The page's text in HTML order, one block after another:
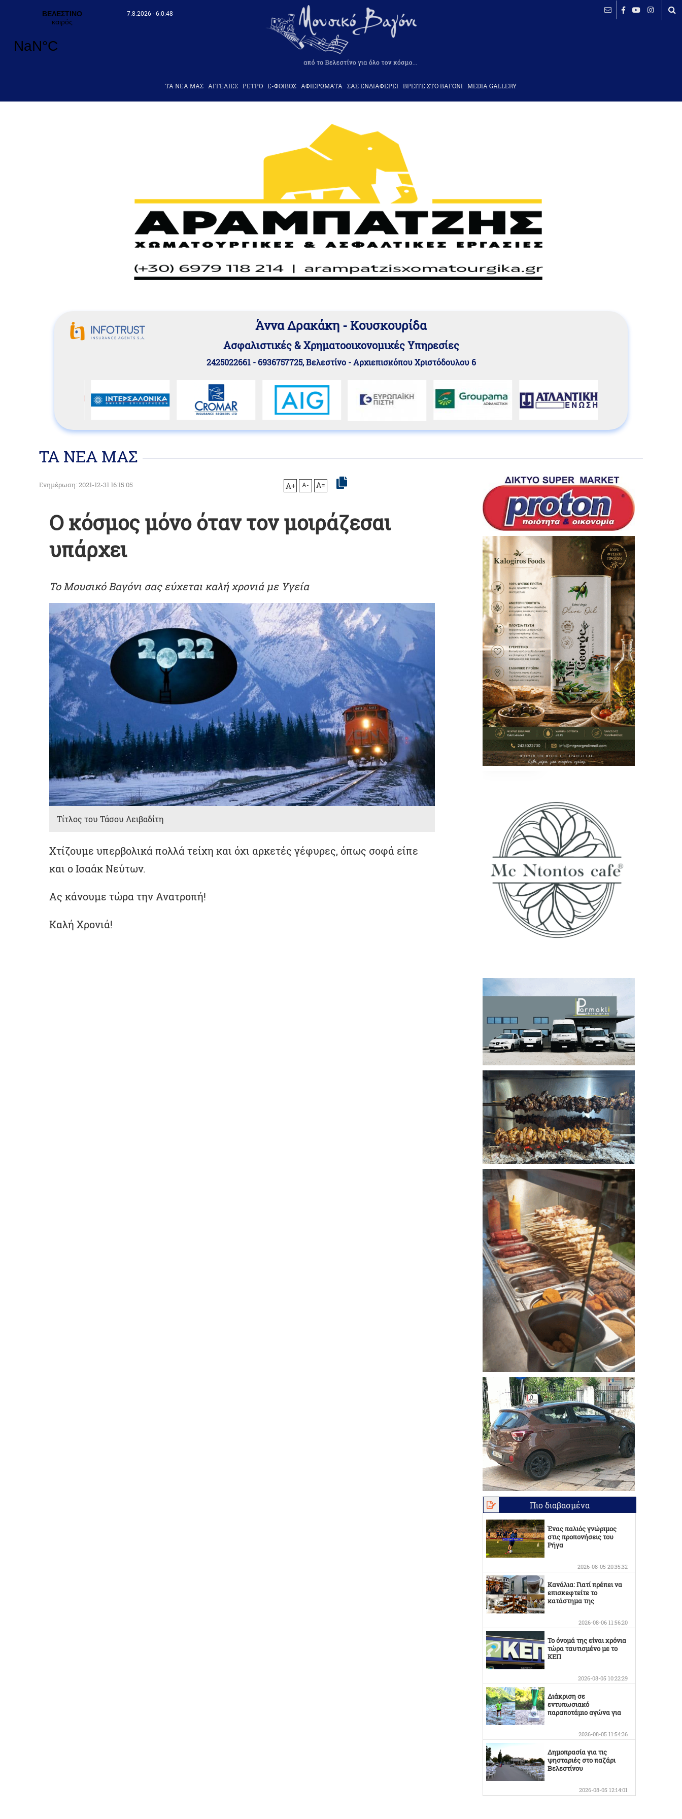
7.8.2026 - 6:0:49
ΤΑ ΝΕΑ ΜΑΣ AΓΓΕΛΙΕΣ ΡΕΤΡΟ Ε-ΦΟΙΒΟΣ ΑΦΙΕΡΩΜΑΤΑ ΣΑΣ ΕΝΔΙΑΦΕΡΕΙ ΒΡΕΙΤΕ ΣΤΟ ΒΑΓΟΝΙ MEDIA GALLERY
Άννα Δρακάκη - Κουσκουρίδα
Aσφαλιστικές & Χρηματοοικονομικές Υπηρεσίες
2425022661 - 6936757725, Βελεστίνο - Αρχιεπισκόπου Χριστόδουλου 6
ΤΑ ΝΕΑ ΜΑΣ
Ενημέρωση: 2021-12-31 16:15:05 A+ A- A=
Ο κόσμος μόνο όταν τον μοιράζεσαι
υπάρχει
Το Μουσικό Βαγόνι σας εύχεται καλή χρονιά με Υγεία
Τίτλος του Τάσου Λειβαδίτη
Χτίζουμε υπερβολικά πολλά τείχη και όχι αρκετές γέφυρες, όπως σοφά είπε
και ο Ισαάκ Νεύτων.
Ας κάνουμε τώρα την Ανατροπή!
Καλή Χρονιά!
Πιο διαβασμένα
Ένας παλιός γνώριμος
στις προπονήσεις του
Ρήγα
2026-08-05 20:35:32
Κανάλια: Γιατί πρέπει να
επισκεφτείτε το
κατάστημα της
2026-08-06 11:56:20
Το όνομά της είναι χρόνια
τώρα ταυτισμένο με το
ΚΕΠ
2026-08-05 10:22:29
Διάκριση σε
εντυπωσιακό
παραποτάμιο αγώνα για
2026-08-05 11:54:36
Δημοπρασία για τις
ψησταριές στο παζάρι
Βελεστίνου
2026-08-05 12:14:01